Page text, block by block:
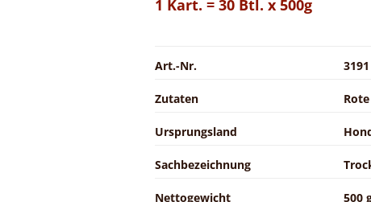
1 Kart. = 30 Btl. x 500g
Art.-Nr. 3191
Zutaten
Ursprungsland
Sachbezeichnung
Nettogewicht 500